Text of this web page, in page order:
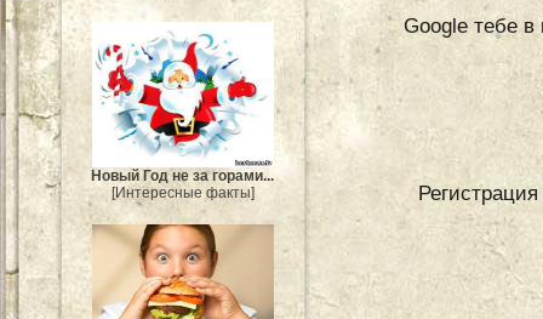
Новый Год не за горами...
[Интересные факты]
Google тебе